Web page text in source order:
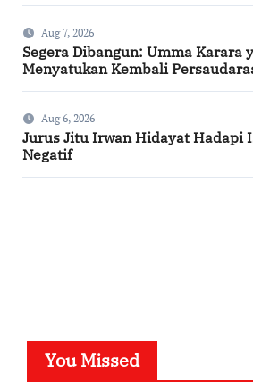
Aug 7, 2026
Segera Dibangun: Umma Karara
Menyatukan Kembali
Aug 6, 2026
Jurus Jitu Irwan Hidayat Hadapi
Negatif
You Missed